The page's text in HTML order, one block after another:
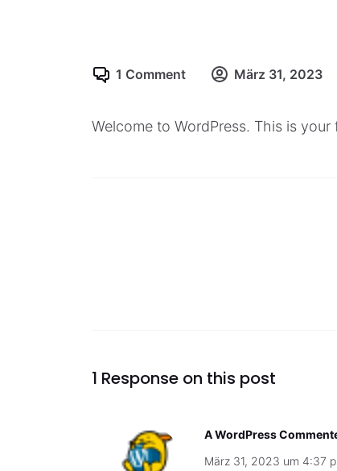
1 Comment März 31, 2023
Welcome to WordPress. This is
1 Response on this post
A WordPress
März 31, 2023 um 4:37